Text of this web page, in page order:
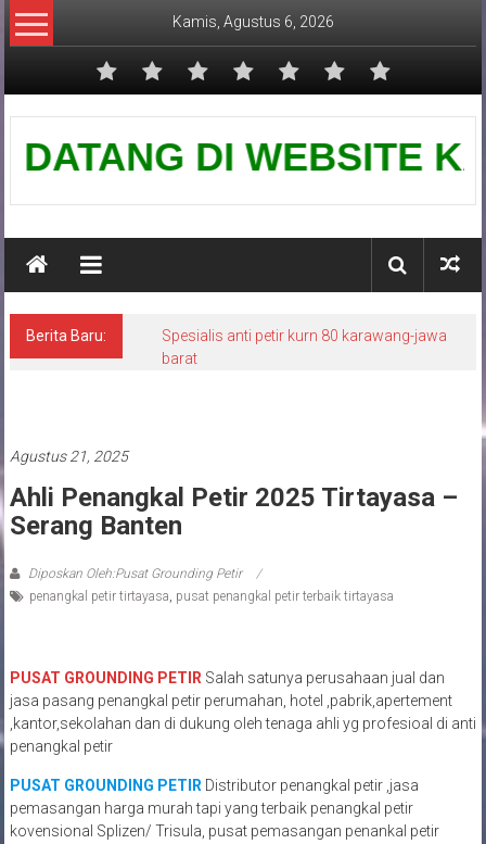
Lompat
ke
Kamis, Agustus 6, 2026
Pusat
Grounding
DATANG DI WEBSITE
Berita Baru:
Spesialis anti petir kurn 80 karawang-jawa
barat
Agustus 21, 2025
Ahli Penangkal Petir 2025 Tirtayasa –
Serang Banten
Diposkan Oleh:Pusat Grounding Petir
penangkal petir tirtayasa, pusat penangkal petir terbaik tirtayasa
PUSAT GROUNDING PETIR Salah satunya perusahaan jual dan
jasa pasang penangkal petir perumahan, hotel ,pabrik,apertement
,kantor,sekolahan dan di dukung oleh tenaga ahli yg profesioal di anti
penangkal petir
PUSAT GROUNDING PETIR Distributor penangkal petir ,jasa
pemasangan harga murah tapi yang terbaik penangkal petir
kovensional Splizen/ Trisula, pusat pemasangan penankal petir